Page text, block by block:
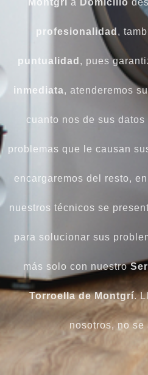
Montgrí a Domicilio
profesionalidad,
puntualidad , pues
inmediata, atenderemos
cuanto nos de sus
problemas que le causan
encargaremos del resto, en
nuestros técnicos se
para solucionar sus
más solo con nuestro
Torroella de Montgrí.
nosotros, no se